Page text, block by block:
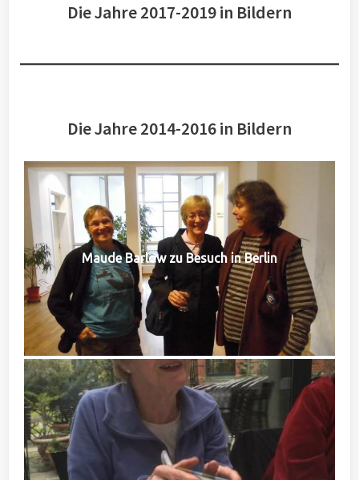
Die Jahre 2017-2019 in Bildern
Die Jahre 2014-2016 in Bildern
Maude Barlow zu Besuch in Berlin